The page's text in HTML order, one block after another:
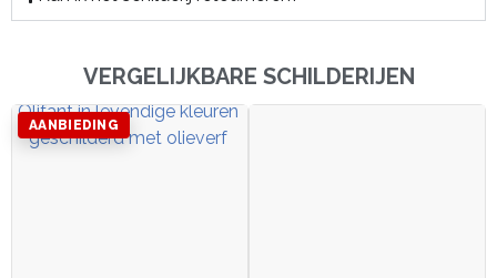
VERGELIJKBARE SCHILDERIJEN
AANBIEDING